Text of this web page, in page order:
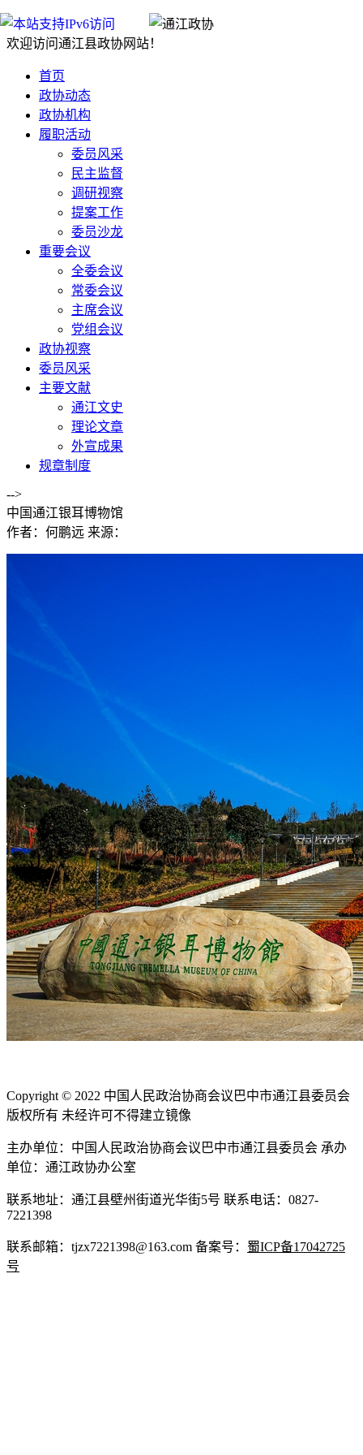
欢迎访问通江县政协网站！
首页
政协动态
政协机构
履职活动
委员风采
民主监督
调研视察
提案工作
委员沙龙
重要会议
全委会议
常委会议
主席会议
党组会议
政协视察
委员风采
主要文献
通江文史
理论文章
外宣成果
规章制度
-->
中国通江银耳博物馆
作者：何鹏远 来源：
Copyright © 2022 中国人民政治协商会议巴中市通江县委员会
版权所有 未经许可不得建立镜像
主办单位：中国人民政治协商会议巴中市通江县委员会 承办
单位：通江政协办公室
联系地址：通江县壁州街道光华街5号 联系电话：0827-
7221398
联系邮箱：tjzx7221398@163.com 备案号： 蜀ICP备17042725
号